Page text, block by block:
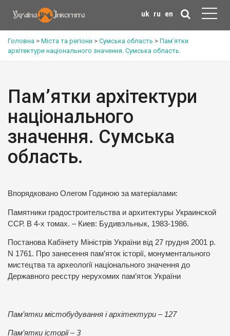
uk ru en
Головна > Міста та регіони > Сумська область > Пам’ятки
архітектури національного значення. Сумська область.
Пам’ятки архітектури
національного
значення. Сумська
область.
Впорядковано Олегом Годиною за матеріалами:
Памятники градостроительства и архитектуры Украинской
ССР. В 4-х томах. – Киев: Будивэльнык, 1983-1986.
Постанова Кабінету Міністрів України від 27 грудня 2001 р.
N 1761. Про занесення пам’яток історії, монументального
мистецтва та археології національного значення до
Державного реєстру нерухомих пам’яток України
Пам’ятки містобудування і архітектури – 127
Пам’ятки історії – 3